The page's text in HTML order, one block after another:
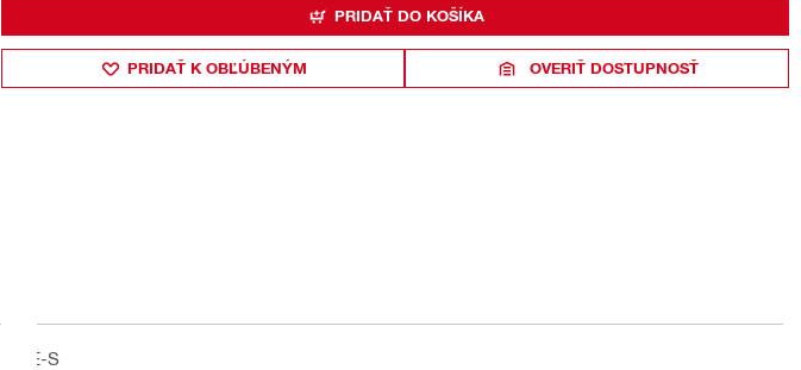
PRIDAŤ DO KOŠÍKA
PRIDAŤ K OBĽÚBENÝM OVERIŤ DOSTUPNOSŤ
TE-S